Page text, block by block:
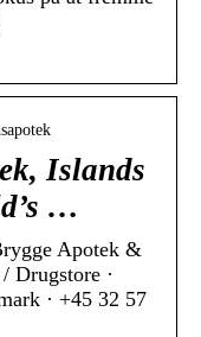
Islands
…
Apotek &
Drugstore ·
· +45 32 57